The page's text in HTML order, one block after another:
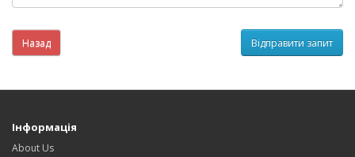
Назад
Інформація
About Us